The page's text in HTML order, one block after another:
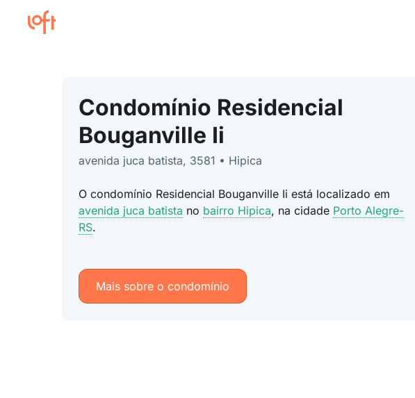
Condomínio Residencial
Bouganville Ii
avenida juca batista, 3581 • Hipica
O condomínio Residencial Bouganville Ii está localizado em
avenida juca batista no bairro Hipica, na cidade Porto Alegre-
RS.
Mais sobre o condomínio